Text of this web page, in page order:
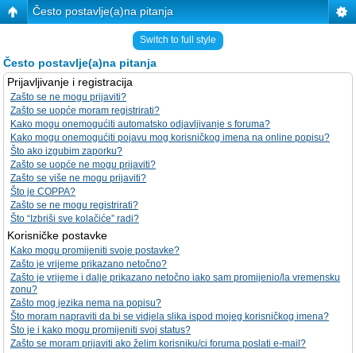
Često postavlje(a)na pitanja
Switch to full style
Često postavlje(a)na pitanja
Prijavljivanje i registracija
Zašto se ne mogu prijaviti?
Zašto se uopće moram registrirati?
Kako mogu onemogućiti automatsko odjavljivanje s foruma?
Kako mogu onemogućiti pojavu mog korisničkog imena na online popisu?
Što ako izgubim zaporku?
Zašto se uopće ne mogu prijaviti?
Zašto se više ne mogu prijaviti?
Što je COPPA?
Zašto se ne mogu registrirati?
Što “Izbriši sve kolačiće” radi?
Korisničke postavke
Kako mogu promijeniti svoje postavke?
Zašto je vrijeme prikazano netočno?
Zašto je vrijeme i dalje prikazano netočno iako sam promijenio/la vremensku
zonu?
Zašto mog jezika nema na popisu?
Što moram napraviti da bi se vidjela slika ispod mojeg korisničkog imena?
Što je i kako mogu promijeniti svoj status?
Zašto se moram prijaviti ako želim korisniku/ci foruma poslati e-mail?